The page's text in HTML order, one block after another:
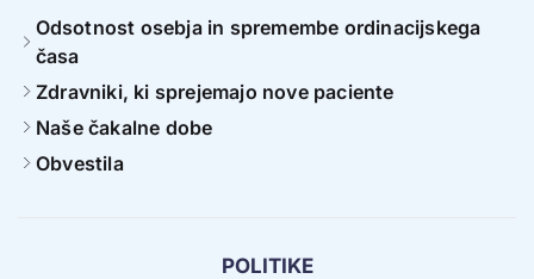
Odsotnost osebja in spremembe ordinacijskega
časa
Zdravniki, ki sprejemajo nove paciente
Naše čakalne dobe
Obvestila
POLITIKE